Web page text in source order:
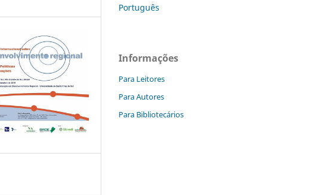
Português
Informações
Para Leitores
Para Autores
Para Bibliotecários